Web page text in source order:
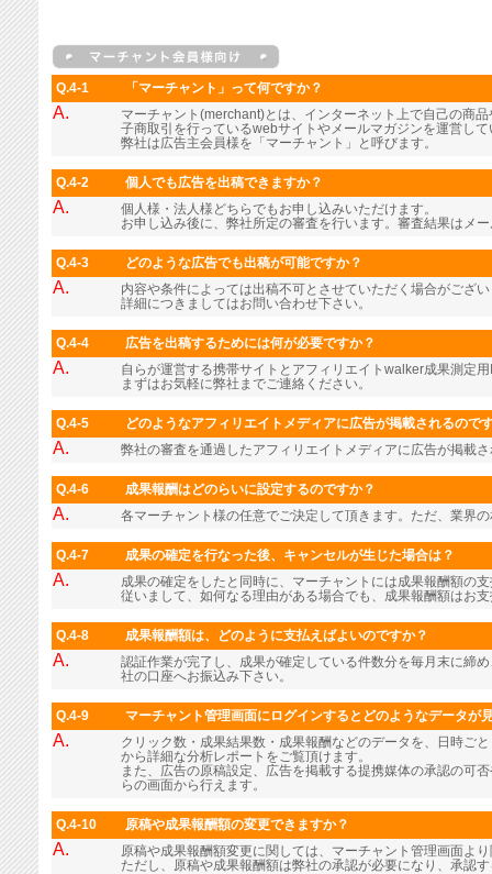
Q.4-1 「マーチャント」って何ですか？
A.
マーチャント(merchant)とは、インターネット上で自己の商
子商取引を行っているwebサイトやメールマガジンを運営し
弊社は広告主会員様を「マーチャント」と呼びます。
Q.4-2 個人でも広告を出稿できますか？
A.
個人様・法人様どちらでもお申し込みいただけます。
お申し込み後に、弊社所定の審査を行います。審査結果はメ
Q.4-3 どのような広告でも出稿が可能ですか？
A.
内容や条件によっては出稿不可とさせていただく場合がござ
詳細につきましてはお問い合わせ下さい。
Q.4-4 広告を出稿するためには何が必要ですか？
A.
自らが運営する携帯サイトとアフィリエイトwalker成果測定
まずはお気軽に弊社までご連絡ください。
Q.4-5 どのようなアフィリエイトメディアに広告が掲載されるので
A. 弊社の審査を通過したアフィリエイトメディアに広告が掲載
Q.4-6 成果報酬はどのらいに設定するのですか？
A. 各マーチャント様の任意でご決定して頂きます。ただ、業界
Q.4-7 成果の確定を行なった後、キャンセルが生じた場合は？
A.
成果の確定をしたと同時に、マーチャントには成果報酬額の
従いまして、如何なる理由がある場合でも、成果報酬額はお
Q.4-8 成果報酬額は、どのように支払えばよいのですか？
A.
認証作業が完了し、成果が確定している件数分を毎月末に締
社の口座へお振込み下さい。
Q.4-9 マーチャント管理画面にログインするとどのようなデータが
A.
クリック数・成果結果数・成果報酬などのデータを、日時ご
から詳細な分析レポートをご覧頂けます。
また、広告の原稿設定、広告を掲載する提携媒体の承認の可
らの画面から行えます。
Q.4-10 原稿や成果報酬額の変更できますか？
A.
原稿や成果報酬額変更に関しては、マーチャント管理画面よ
ただし、原稿や成果報酬額は弊社の承認が必要になり、承認